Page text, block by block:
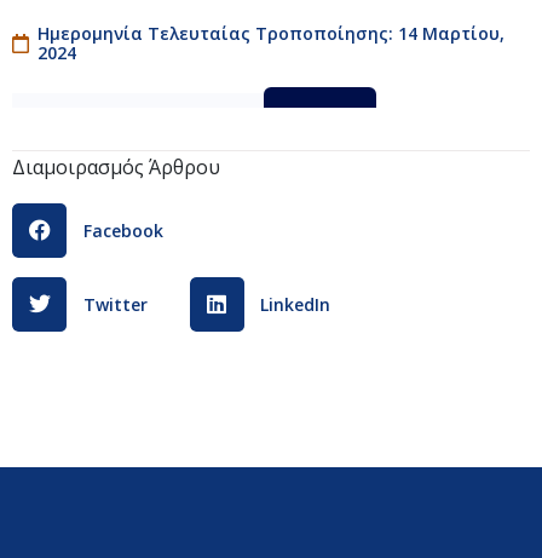
Ημερομηνία Τελευταίας Τροποποίησης: 14 Μαρτίου,
2024
Διαμοιρασμός Άρθρου
Facebook
Twitter LinkedIn